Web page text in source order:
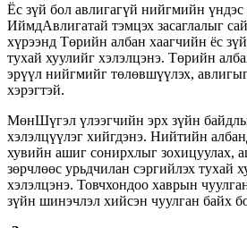
Ёс зүй бол авлигагүй нийгмийн
ИймдАвлигатай тэмцэх засаглалыг
хүрээнд Төрийн албан хаагчийн ёс
тухай хуулийг хэлэлцэнэ. Төрийн
эрүүл нийгмийг төлөвшүүлэх,
хэрэгтэй.
МөнШүгэл үлээгчийн эрх зүйн
хэлэлцүүлэг хийгдэнэ. Нийтийн
хувийн ашиг сонирхлыг зохицуулах,
зөрчлөөс урьдчилан сэргийлэх тухай
хэлэлцэнэ. Товчхондоо хаврын
зүйн шинэчлэл хийсэн чуулган байх